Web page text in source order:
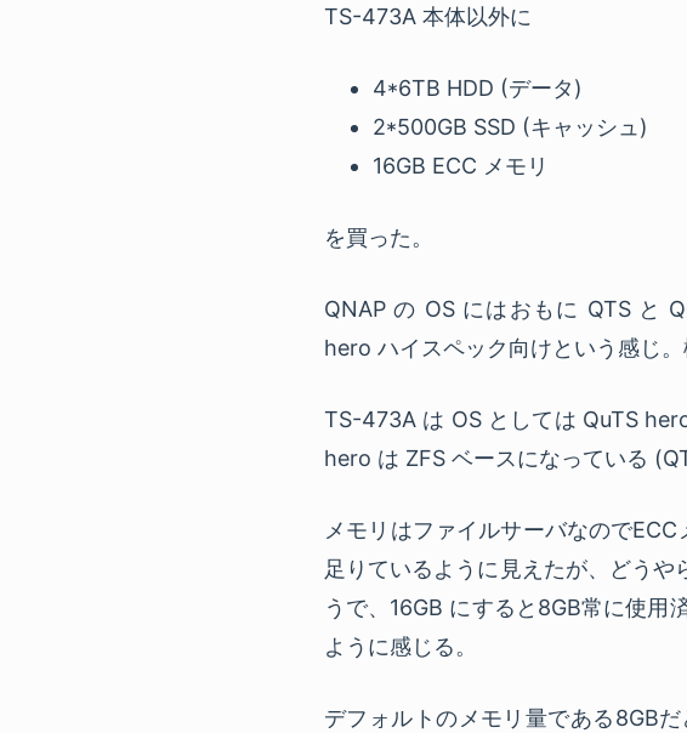
TS-473A 本体以外に
4*6TB HDD (データ)
2*500GB SSD (キャッシュ)
16GB ECC メモリ
を買った。
QNAP の OS にはおもに QTS と
hero ハイスペック向けという感じ。
TS-473A は OS としては QuTS
hero は ZFS ベースになっている
メモリはファイルサーバなので
足りているように見えたが、どう
うで、16GB にすると8GB常に使用
ように感じる。
デフォルトのメモリ量である8GB